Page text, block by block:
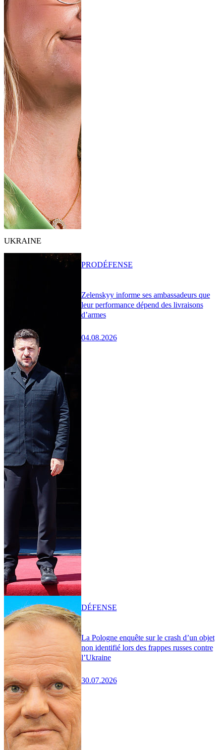
UKRAINE
Zelenskyy informe ses ambassadeurs que
leur performance dépend des livraisons
d’armes
04.08.2026
PRODÉFENSE
La Pologne enquête sur le crash d’un objet
non identifié lors des frappes russes contre
l’Ukraine
30.07.2026
DÉFENSE